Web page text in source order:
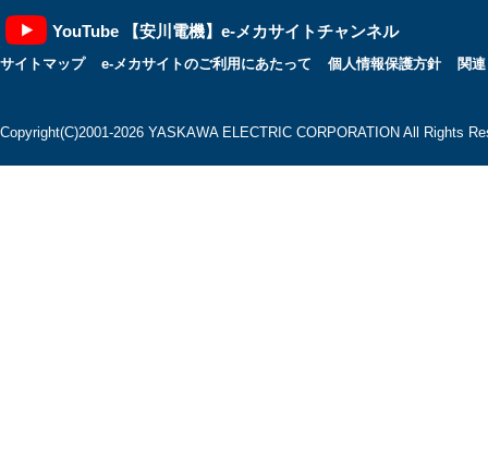
YouTube 【安川電機】e-メカサイトチャンネル
サイトマップ e-メカサイトのご利用にあたって 個人情報保護方針 関
Copyright(C)2001‐2026 YASKAWA ELECTRIC CORPORATION All Rights